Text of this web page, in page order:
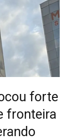
forte
fronteira